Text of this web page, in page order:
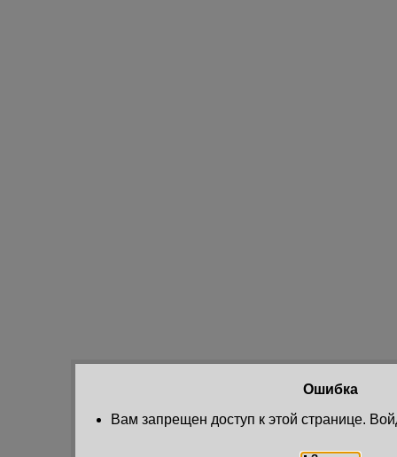
Ошибка
Вам запрещен доступ к этой странице.